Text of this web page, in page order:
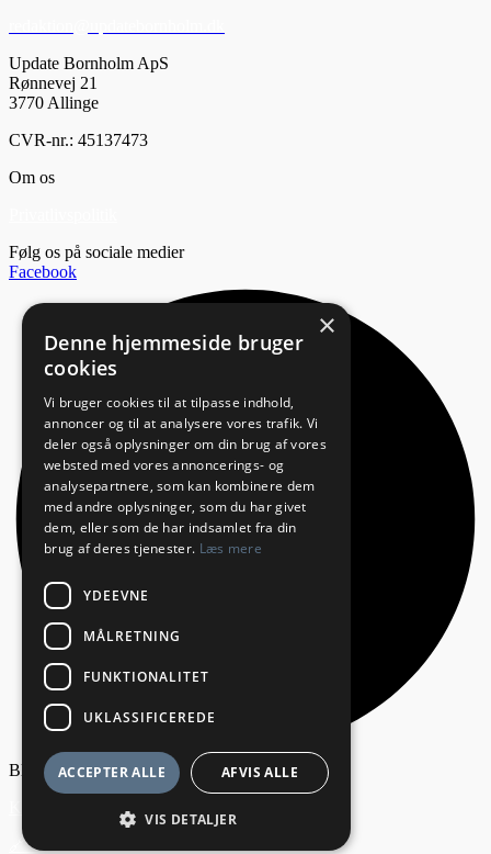
Update Bornholm ApS
Rønnevej 21
3770 Allinge
CVR-nr.: 45137473
Om os
Følg os på sociale medier
Facebook
Bliv annoncør
🔗 Webmasterservice leveret af Websitecare.dk
×
Denne hjemmeside bruger
cookies
Vi bruger cookies til at tilpasse indhold,
annoncer og til at analysere vores trafik. Vi
deler også oplysninger om din brug af vores
websted med vores annoncerings- og
analysepartnere, som kan kombinere dem
med andre oplysninger, som du har givet
dem, eller som de har indsamlet fra din
brug af deres tjenester. Læs mere
YDEEVNE
MÅLRETNING
FUNKTIONALITET
UKLASSIFICEREDE
ACCEPTER ALLE AFVIS ALLE
VIS DETALJER